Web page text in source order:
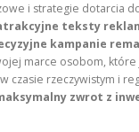
i strategie dotarcia
teksty
kampanie
marce osobom, które
czasie rzeczywistym i
zwrot z